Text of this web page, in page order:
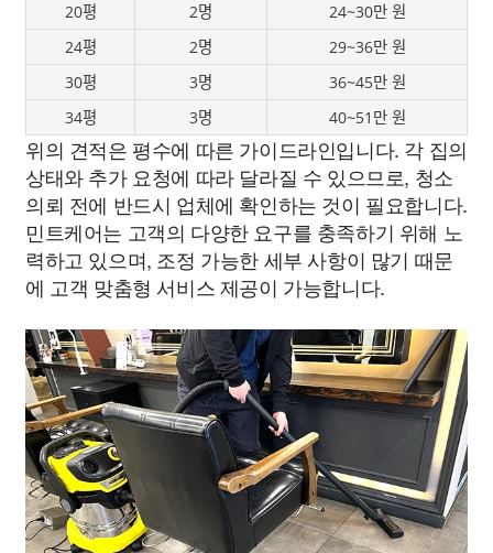
20평
2명
24~30만 원
24평
2명
29~36만 원
30평
3명
36~45만 원
34평
3명 40~51만 원
위의 견적은 평수에 따른 가이드라인입니다. 각 집의
상태와 추가 요청에 따라 달라질 수 있으므로, 청소
의뢰 전에 반드시 업체에 확인하는 것이 필요합니다.
민트케어는 고객의 다양한 요구를 충족하기 위해 노
력하고 있으며, 조정 가능한 세부 사항이 많기 때문
에 고객 맞춤형 서비스 제공이 가능합니다.